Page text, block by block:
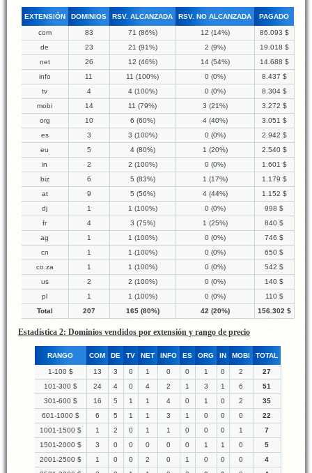
EXTENSIÓN DOMINIOS RSV. ALCANZADA RSV. NO ALCANZADA PAGADO
com 83 71 (86%) 12 (14%)
86.093 $
de
23 21 (91%) 2 (9%)
19.018 $
net
26 12 (46%) 14 (54%)
14.688 $
info
11 11 (100%) 0 (0%)
8.437 $
tv
4 4 (100%) 0 (0%)
8.304 $
mobi
14 11 (79%) 3 (21%)
3.272 $
org
10 6 (60%) 4 (40%)
3.051 $
es
3 3 (100%) 0 (0%)
2.942 $
eu
5 4 (80%) 1 (20%)
2.540 $
in
2 2 (100%) 0 (0%)
1.601 $
biz
6 5 (83%) 1 (17%)
1.179 $
at
9 5 (56%) 4 (44%)
1.152 $
dj
1 1 (100%) 0 (0%)
998 $
fr
4 3 (75%) 1 (25%)
840 $
ag
1 1 (100%) 0 (0%)
746 $
cn
1 1 (100%) 0 (0%)
650 $
co.za
1 1 (100%) 0 (0%)
542 $
us
2 2 (100%) 0 (0%)
140 $
pl
1 1 (100%) 0 (0%)
110 $
Total
207 165 (80%) 42 (20%) 156.302 $
Estadística 2: Dominios vendidos por extensión y rango de precio
RANGO COM DE TV NET INFO ES ORG IN MOBI TOTAL
1-100 $ 13 3 0 1 0 0 1 0 2
27
101-300 $
24 4 0 4 2 1 3 1 6
51
301-600 $
16 5 1 1 4 0 1 0 2
35
601-1000 $
6 5 1 1 3 1 0 0 0
22
1001-1500 $
1 2 0 1 1 0 0 0 1
7
1501-2000 $
3 0 0 0 0 0 1 1 0
5
2001-2500 $
1 0 0 2 0 1 0 0 0
4